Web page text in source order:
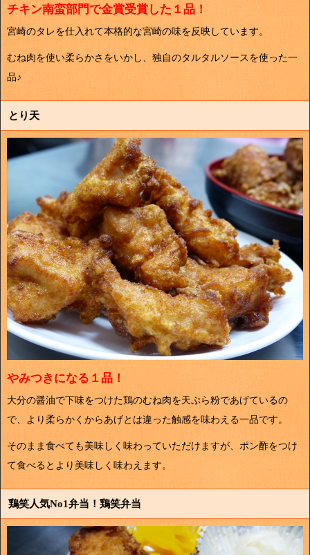
チキン南蛮部門で金賞受賞した１品！
宮崎のタレを仕入れて本格的な宮崎の味を反映しています。
むね肉を使い柔らかさをいかし、独自のタルタルソースを使った一
品♪
とり天
やみつきになる１品！
大分の醤油で下味をつけた鶏のむね肉を天ぷら粉であげているの
で、より柔らかくからあげとは違った触感を味わえる一品です。
そのまま食べても美味しく味わっていただけますが、ポン酢をつけ
て食べるとより美味しく味わえます。
鶏笑人気No1弁当！鶏笑弁当